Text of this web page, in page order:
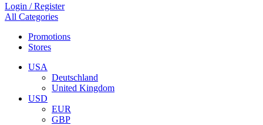
Login / Register
All Categories
Promotions
Stores
USA
Deutschland
United Kingdom
USD
EUR
GBP